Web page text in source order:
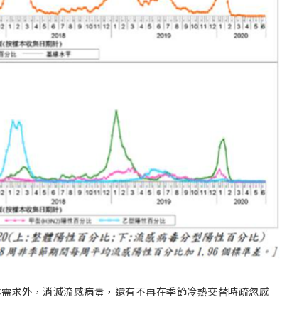
求外，消滅流感病毒，還有不再在季節冷熱交替時疏忽感